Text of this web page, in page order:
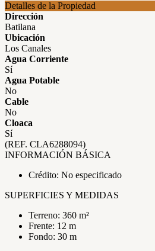
Detalles de la Propiedad
Dirección
Batilana
Ubicación
Los Canales
Agua Corriente
Sí
Agua Potable
No
Cable
No
Cloaca
Sí
(REF. CLA6288094)
INFORMACIÓN BÁSICA
Crédito: No especificado
SUPERFICIES Y MEDIDAS
Terreno: 360 m²
Frente: 12 m
Fondo: 30 m